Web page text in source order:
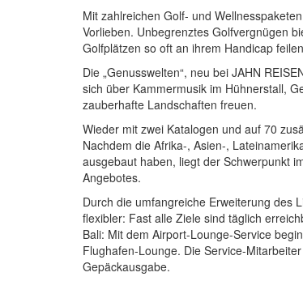
Mit zahlreichen Golf- und
Vorlieben. Unbegrenztes Golfvergnügen
Golfplätzen so oft an ihrem Handicap
Die „Genusswelten“, neu bei JAHN
sich über Kammermusik im Hühnerstall,
zauberhafte Landschaften freuen.
Wieder mit zwei Katalogen und auf 70
Nachdem die Afrika-, Asien-,
ausgebaut haben, liegt der Schwerpunkt
Angebotes.
Durch die umfangreiche Erweiterung des
flexibler: Fast alle Ziele sind täglich
Bali: Mit dem Airport-Lounge-Service
Flughafen-Lounge. Die Service-
Gepäckausgabe.